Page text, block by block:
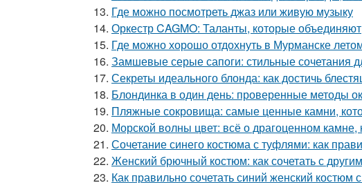
13. Где можно посмотреть джаз или живую музыку
14. Оркестр CAGMO: Таланты, которые объединяют
15. Где можно хорошо отдохнуть в Мурманске
16. Замшевые серые сапоги: стильные сочетания
17. Секреты идеального блонда: как достичь
18. Блондинка в один день: проверенные методы
19. Пляжные сокровища: самые ценные камни,
20. Морской волны цвет: всё о драгоценном камне,
21. Сочетание синего костюма с туфлями: как
22. Женский брючный костюм: как сочетать с
23. Как правильно сочетать синий женский костюм